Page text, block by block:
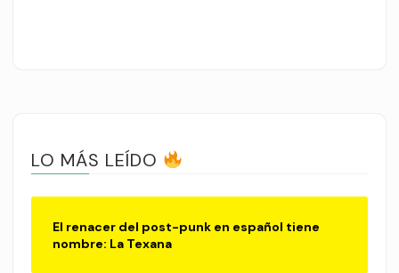
LO MÁS LEÍDO
El renacer del post-punk en español tiene
nombre: La Texana